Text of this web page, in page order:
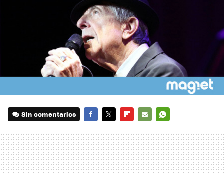
Sin comentarios
MAIL